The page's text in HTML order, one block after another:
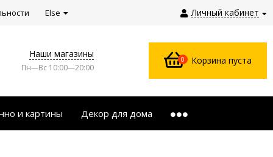
Личный кабинет
Else
Наши магазины
Пн—Вс 10:00—20:00
0 Корзина пуста
и картины Декор для дома